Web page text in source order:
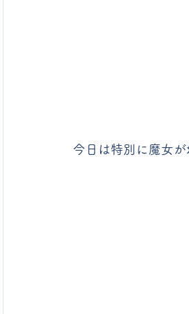
今日は特別に魔女